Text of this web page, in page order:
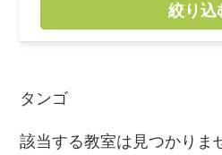
絞り込
タンゴ
該当する教室は見つかりま